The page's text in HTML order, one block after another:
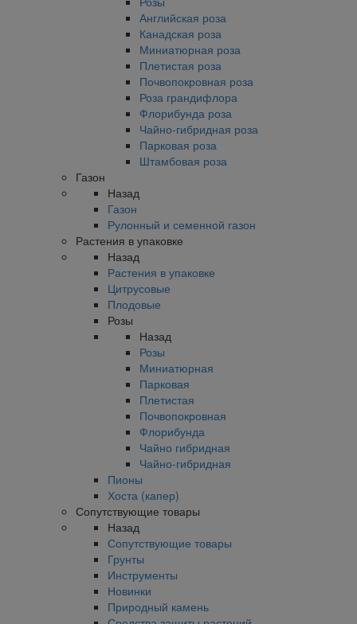
Английская роза
Канадская роза
Миниатюрная роза
Плетистая роза
Почвопокровная роза
Роза грандифлора
Флорибунда роза
Чайно-гибридная роза
Парковая роза
Штамбовая роза
Газон
Назад
Газон
Рулонный и семенной газон
Растения в упаковке
Назад
Растения в упаковке
Цитрусовые
Плодовые
Розы
Назад
Розы
Миниатюрная
Парковая
Плетистая
Почвопокровная
Флорибунда
Чайно гибридная
Чайно-гибридная
Пионы
Хоста (капер)
Сопутствующие товары
Назад
Сопутствующие товары
Грунты
Инструменты
Новинки
Природный камень